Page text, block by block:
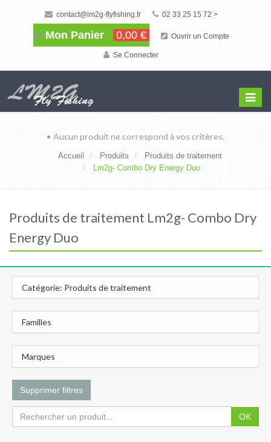
contact@lm2g-flyfishing.fr 02 33 25 15 72 >
Mon Panier 0,00 € Ouvrir un Compte
Se Connecter
Menu
• Aucun produit ne correspond à vos critères.
Accueil Produits
Produits de traitement
Lm2g- Combo Dry Energy Duo
Produits de traitement Lm2g- Combo Dry
Energy Duo
Catégorie: Produits de traitement
Familles
Marques
Supprimer filtres
OK